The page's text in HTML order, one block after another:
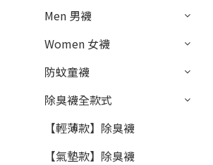
Men 男襪
Women 女襪
防蚊童襪
除臭襪全款式
【輕薄款】除臭襪
【氣墊款】除臭襪